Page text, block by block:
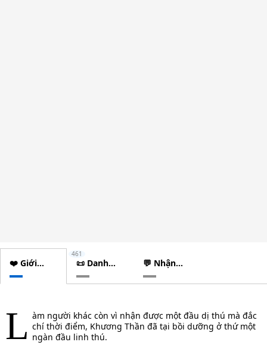
❤️ Giới
thiệu
📜 Danh
sách
chương
461
💬 Nhận
xét
L àm người khác còn vì nhận được một đầu dị thú mà đắc
chí thời điểm, Khương Thần đã tại bồi dưỡng ở thứ một
ngàn đầu linh thú.